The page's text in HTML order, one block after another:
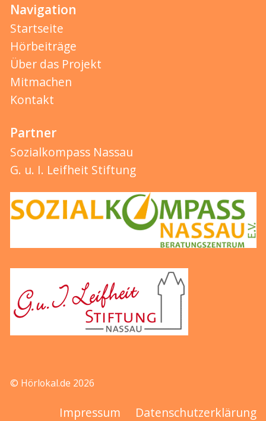
Navigation
Startseite
Hörbeiträge
Über das Projekt
Mitmachen
Kontakt
Partner
Sozialkompass Nassau
G. u. I. Leifheit Stiftung
© Hörlokal.de 2026
Impressum Datenschutzerklärung